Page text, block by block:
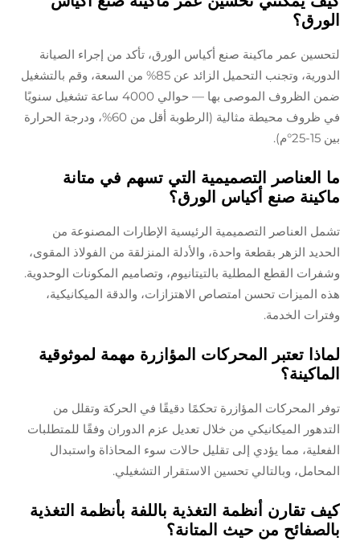
الورق؟
لتحسين عمر ماكينة صنع أكياس الورق، تأكد من إجراء الصيانة
الدورية، وتجنب التحميل الزائد عن 85% من السعة، وقم بالتشغيل
ضمن الظروف الموصى بها — حوالي 4000 ساعة تشغيل سنويًا
في ظروف محيطة مثالية (الرطوبة أقل من 60%، ودرجة الحرارة
بين 15-25°م).
ما العناصر التصميمية التي تسهم في متانة
ماكينة صنع أكياس الورق؟
تشمل العناصر التصميمية الرئيسية الإطارات المصنوعة من
الحديد الزهر بقطعة واحدة، والأدلة المنزلقة من الفولاذ المقوى،
وشفرات القطع المطلية بالتيتانيوم، وتصاميم المكونات الوحدوية.
هذه الميزات تحسن امتصاص الاهتزازات، والدقة الميكانيكية،
وفترات الخدمة.
لماذا تعتبر المحركات المؤازرة مهمة لموثوقية
الماكينة؟
توفر المحركات المؤازرة تحكمًا دقيقًا في الحركة وتقلل من
التدهور الميكانيكي من خلال تعديل عزم الدوران وفقًا للمتطلبات
الفعلية، مما يؤدي إلى تقليل حالات سوء المحاذاة واستبدال
المحامل، وبالتالي تحسين الاستقرار التشغيلي.
كيف تقارن أنظمة التغذية باللفة بأنظمة التغذية
بالصفائح من حيث المتانة؟